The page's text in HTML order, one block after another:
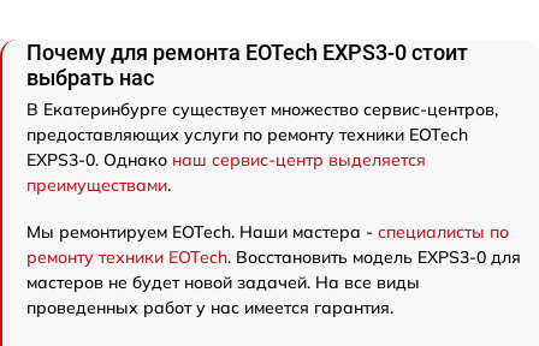
Почему для ремонта EOTech EXPS3-0 стоит
выбрать нас
В Екатеринбурге существует множество сервис-центров,
предоставляющих услуги по ремонту техники EOTech
EXPS3-0. Однако наш сервис-центр выделяется
преимуществами.
Мы ремонтируем EOTech. Наши мастера - специалисты по
ремонту техники EOTech. Восстановить модель EXPS3-0 для
мастеров не будет новой задачей. На все виды
проведенных работ у нас имеется гарантия.